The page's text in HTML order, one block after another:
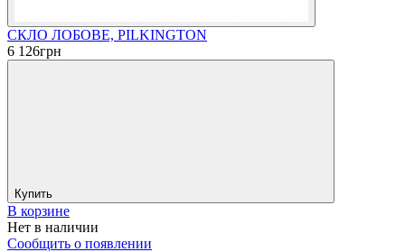
СКЛО ЛОБОВЕ, PILKINGTON
6 126грн
Купить
В корзине
Нет в наличии
Сообщить о появлении